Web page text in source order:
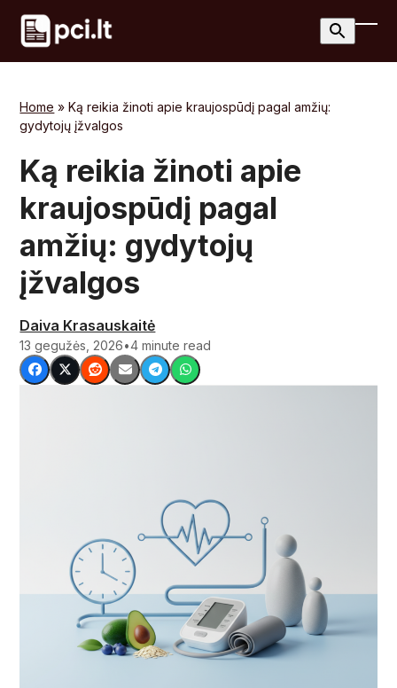
Skip
content
Home »Ką reikia žinoti apie kraujospūdį pagal amžių:
gydytojų įžvalgos
Ką reikia žinoti apie
kraujospūdį pagal
amžių: gydytojų
įžvalgos
Daiva Krasauskaitė
13 gegužės, 2026•4 minute read